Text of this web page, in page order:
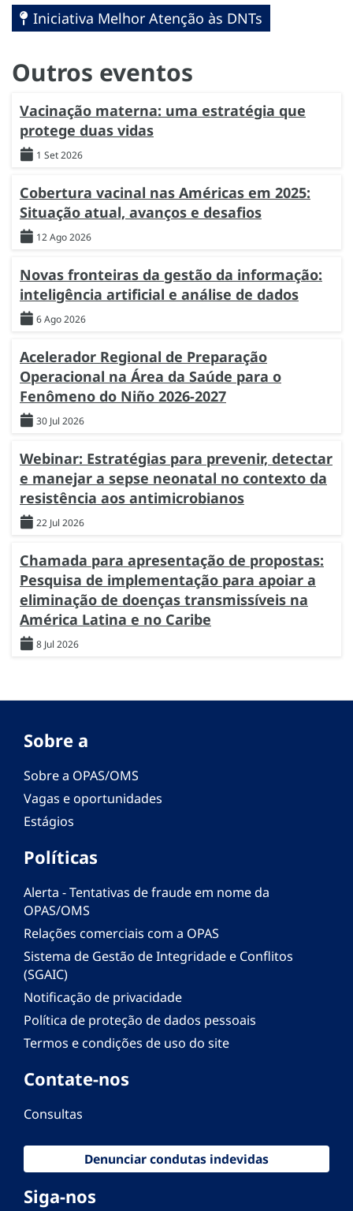
Iniciativa Melhor Atenção às DNTs
Outros eventos
Vacinação materna: uma estratégia que
protege duas vidas
1 Set 2026
Cobertura vacinal nas Américas em 2025:
Situação atual, avanços e desafios
12 Ago 2026
Novas fronteiras da gestão da informação:
inteligência artificial e análise de dados
6 Ago 2026
Acelerador Regional de Preparação
Operacional na Área da Saúde para o
Fenômeno do Niño 2026-2027
30 Jul 2026
Webinar: Estratégias para prevenir, detectar
e manejar a sepse neonatal no contexto da
resistência aos antimicrobianos
22 Jul 2026
Chamada para apresentação de propostas:
Pesquisa de implementação para apoiar a
eliminação de doenças transmissíveis na
América Latina e no Caribe
8 Jul 2026
Sobre a
Sobre a OPAS/OMS
Vagas e oportunidades
Estágios
Políticas
Alerta - Tentativas de fraude em nome da
OPAS/OMS
Relações comerciais com a OPAS
Sistema de Gestão de Integridade e Conflitos
(SGAIC)
Notificação de privacidade
Política de proteção de dados pessoais
Termos e condições de uso do site
Contate-nos
Consultas
Denunciar condutas indevidas
Siga-nos